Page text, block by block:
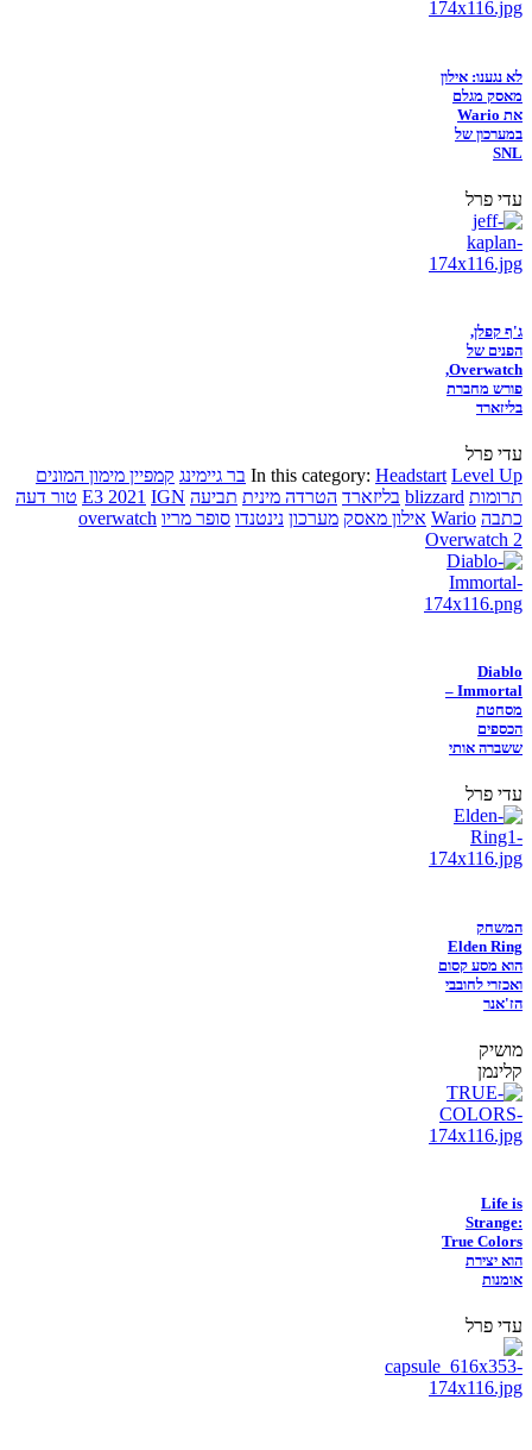
לא נגענו: אילון
מאסק מגלם
את Wario
במערכון של
SNL
עדי פרל
ג'ף קפלן,
הפנים של
Overwatch,
פורש מחברת
בליזארד
עדי פרל
In this category: Headstart Level Up בר גיימינג קמפיין מימון המונים
תרומות blizzard בליזארד הטרדה מינית תביעה E3 2021 IGN
טור דעה
כתבה Wario אילון מאסק מערכון נינטנדו סופר מריו overwatch
Overwatch 2
Diablo
Immortal –
מסחטת
הכספים
ששברה אותי
עדי פרל
המשחק
Elden Ring
הוא מסע קסום
ואכזרי לחובבי
הז'אנר
מושיק
קלינמן
Life is
Strange:
True Colors
הוא יצירת
אומנות
עדי פרל